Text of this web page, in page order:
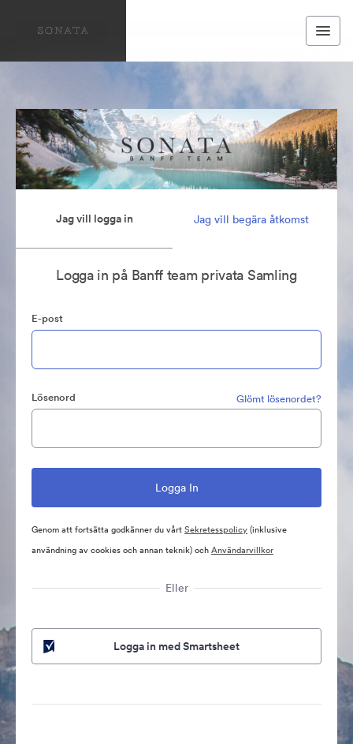
Jag vill logga in Jag vill begära åtkomst
Logga in på Banff team privata Samling
E-post
Lösenord Glömt lösenordet?
Genom att fortsätta godkänner du vårtSekretesspolicy(inklusive
användning av cookies och annan teknik) ochAnvändarvillkor
Eller
Logga in med Smartsheet